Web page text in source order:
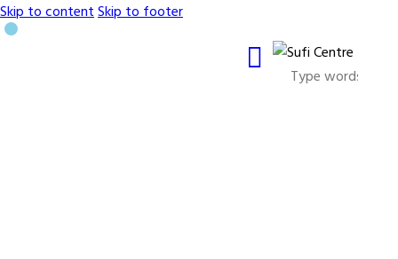
Skip to contentSkip to footer